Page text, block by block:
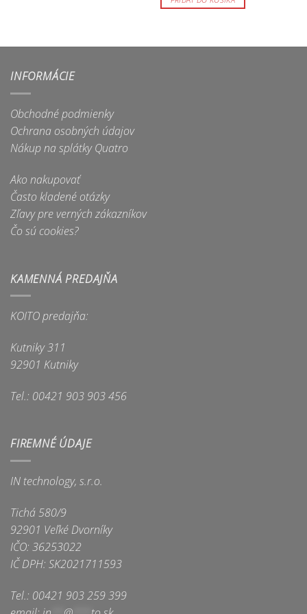
INFORMÁCIE
Obchodné podmienky
Ochrana osobných údajov
Nákup na splátky Quatro
Ako nakupovať
Často kladené otázky
Zľavy pre verných zákazníkov
Čo sú cookies?
KAMENNÁ PREDAJŇA
KOITO predajňa:
Kutniky 311
92901 Kutniky
Tel.: 00421 903 903 456
FIREMNÉ ÚDAJE
IN technology, s.r.o.
Tichá 580/9
92901 Veľké Dvorníky
IČO: 36253022
IČ DPH: SK2021711593
Tel.: 00421 903 259 399